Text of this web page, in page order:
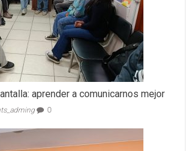
aprender a comunicarnos mejor
0